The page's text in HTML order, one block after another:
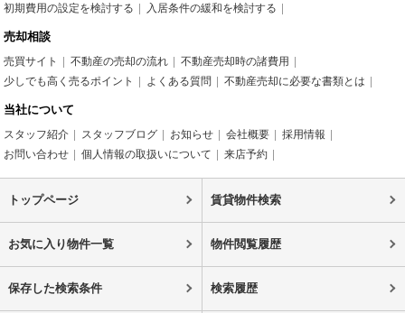
初期費用の設定を検討する
入居条件の緩和を検討する
売却相談
売買サイト 不動産の売却の流れ
不動産売却時の諸費用
少しでも高く売るポイント
よくある質問 不動産売却に必要な書類とは
当社について
スタッフ紹介 スタッフブログ お知らせ 会社概要
採用情報
お問い合わせ
個人情報の取扱いについて 来店予約
トップページ 賃貸物件検索
お気に入り物件一覧 物件閲覧履歴
保存した検索条件 検索履歴